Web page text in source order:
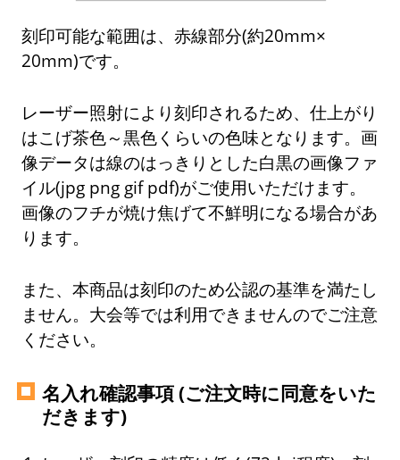
刻印可能な範囲は、赤線部分(約20mm×
20mm)です。
レーザー照射により刻印されるため、仕上がり
はこげ茶色～黒色くらいの色味となります。画
像データは線のはっきりとした白黒の画像ファ
イル(jpg png gif pdf)がご使用いただけます。
画像のフチが焼け焦げて不鮮明になる場合があ
ります。
また、本商品は刻印のため公認の基準を満たし
ません。大会等では利用できませんのでご注意
ください。
名入れ確認事項 (ご注文時に同意をいた
だきます)